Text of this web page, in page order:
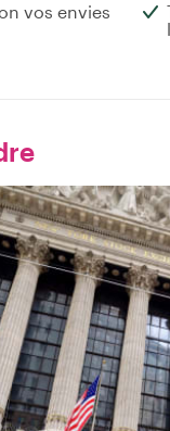
vos envies